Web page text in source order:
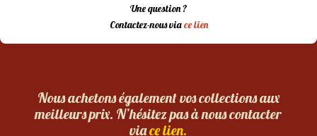
Une question ?
Contactez-nous viace lien
Nous achetons également vos collections aux
meilleurs prix. N’hésitez pas à nous contacter
viace lien.